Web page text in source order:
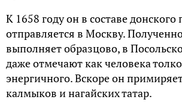
К 1658 году он в составе донского
отправляется в Москву.
выполняет образцово, в
даже отмечают как человека
энергичного. Вскоре он
калмыков и нагайских татар.